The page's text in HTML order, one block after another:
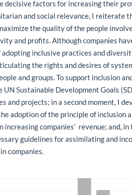
decisive factors for increasing their
and social relevance, I reiterate
the quality of the people
and profits. Although companies
inclusive practices and
the rights and desires of
and groups. To support inclusion
UN Sustainable Development Goals
and projects; in a second moment, I
adoption of the principle of inclusion
companies’ revenue; and, in
guidelines for assimilating and
companies.